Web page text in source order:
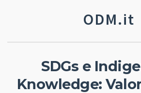
ODM.it
SDGs e
Knowledge: